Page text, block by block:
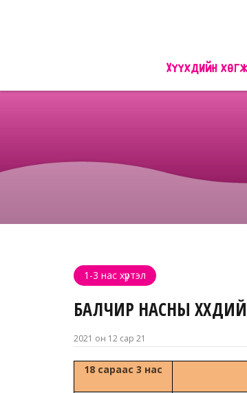
Хүүхдийн
1-3 нас хүртэл
БАЛЧИР НАСНЫ
2021 он 12 сар 21
18 сараас 3 нас